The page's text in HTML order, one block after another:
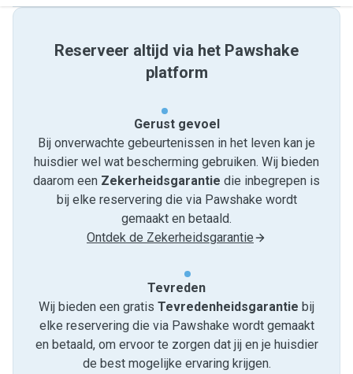
Reserveer altijd via het Pawshake
platform
Gerust gevoel
Bij onverwachte gebeurtenissen in het leven kan je
huisdier wel wat bescherming gebruiken. Wij bieden
daarom een Zekerheidsgarantie die inbegrepen is
bij elke reservering die via Pawshake wordt
gemaakt en betaald.
Ontdek de Zekerheidsgarantie
Tevreden
Wij bieden een gratis Tevredenheids­garantie bij
elke reservering die via Pawshake wordt gemaakt
en betaald, om ervoor te zorgen dat jij en je huisdier
de best mogelijke ervaring krijgen.